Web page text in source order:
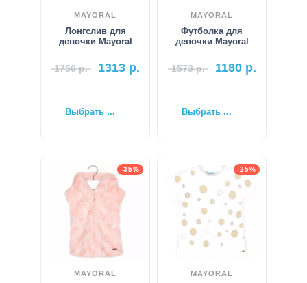
MAYORAL
Лонгслив для
девочки Mayoral
1750р. 1313 р.
Выбрать ...
MAYORAL
Футболка для
девочки Mayoral
1573р. 1180р.
Выбрать ...
-35%
MAYORAL
-25%
MAYORAL